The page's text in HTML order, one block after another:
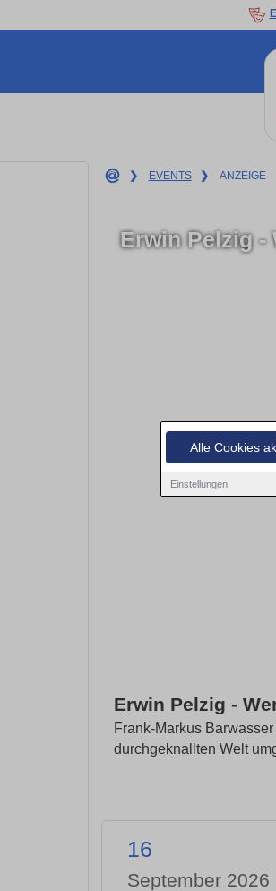
Alle Cookies
Einstellungen
❯ EVENTS ❯ ANZEIGE
Erwin Pelzig -
Erwin Pelzig -
Frank-Markus
durchgeknallten Welt
16
September 2026